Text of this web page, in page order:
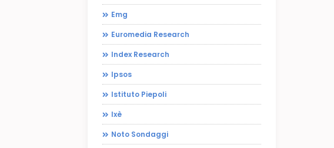
Emg
Euromedia Research
Index Research
Ipsos
Istituto Piepoli
Ixè
Noto Sondaggi